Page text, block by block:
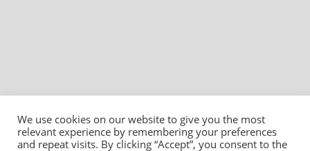
We use cookies on our website to give you the most
relevant experience by remembering your preferences
and repeat visits. By clicking “Accept”, you consent to the